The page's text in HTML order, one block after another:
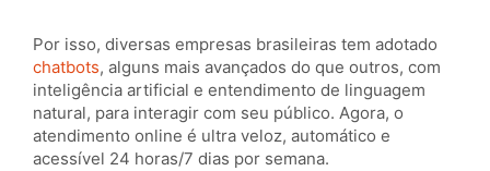
Por isso, diversas empresas brasileiras tem adotado
chatbots, alguns mais avançados do que outros, com
inteligência artificial e entendimento de linguagem
natural, para interagir com seu público. Agora, o
atendimento online é ultra veloz, automático e
acessível 24 horas/7 dias por semana.